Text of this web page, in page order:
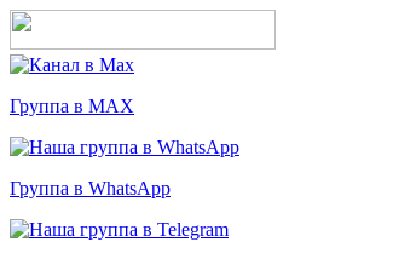
Группа в MAX
Группа в WhatsApp